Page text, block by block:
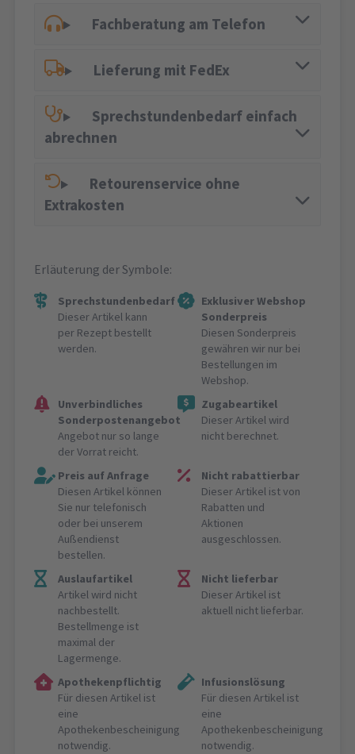
Fachberatung am Telefon
Lieferung mit FedEx
Sprechstundenbedarf einfach
abrechnen
Retourenservice ohne
Extrakosten
Erläuterung der Symbole:
Sprechstundenbedarf
Dieser Artikel kann
per Rezept bestellt
werden.
Exklusiver Webshop
Sonderpreis
Diesen Sonderpreis
gewähren wir nur bei
Bestellungen im
Webshop.
Unverbindliches
Sonderpostenangebot
Angebot nur so lange
der Vorrat reicht.
Zugabeartikel
Dieser Artikel wird
nicht berechnet.
Preis auf Anfrage
Diesen Artikel können
Sie nur telefonisch
oder bei unserem
Außendienst
bestellen.
Nicht rabattierbar
Dieser Artikel ist von
Rabatten und
Aktionen
ausgeschlossen.
Auslaufartikel
Artikel wird nicht
nachbestellt.
Bestellmenge ist
maximal der
Lagermenge.
Nicht lieferbar
Dieser Artikel ist
aktuell nicht lieferbar.
Apothekenpflichtig
Für diesen Artikel ist
eine
Apothekenbescheinigung
notwendig.
Infusionslösung
Für diesen Artikel ist
eine
Apothekenbescheinigung
notwendig.